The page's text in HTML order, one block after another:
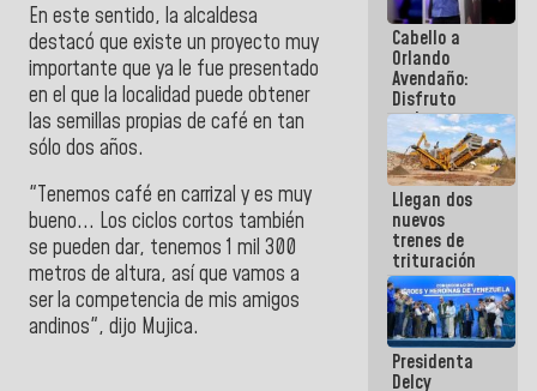
En este sentido, la alcaldesa
destacó que existe un proyecto muy
importante que ya le fue presentado
en el que la localidad puede obtener
las semillas propias de café en tan
sólo dos años.
"Tenemos café en carrizal y es muy
bueno... Los ciclos cortos también
se pueden dar, tenemos 1 mil 300
metros de altura, así que vamos a
ser la competencia de mis amigos
andinos", dijo Mujica.
Cabello a
Orlando
Avendaño:
Disfruto
cada vez
que escribes
porque lo
que haces
es
embarrarla
Llegan dos
nuevos
trenes de
trituración
para
optimizar
manejo de
escombros
en La Guaira
Presidenta
Delcy